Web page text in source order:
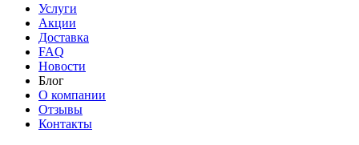
Услуги
Акции
Доставка
FAQ
Новости
Блог
О компании
Отзывы
Контакты